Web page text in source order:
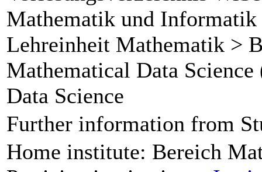
Mathematik und Informatik
Lehreinheit Mathematik >
Mathematical Data
Data Science
Further information from
Home institute: Bereich